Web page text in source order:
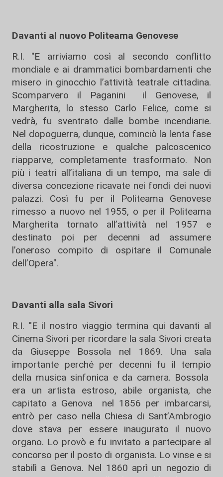
Davanti al nuovo Politeama Genovese
R.I. "E arriviamo così al secondo conflitto
mondiale e ai drammatici bombardamenti che
misero in ginocchio l’attività teatrale cittadina.
Scomparvero il Paganini il Genovese, il
Margherita, lo stesso Carlo Felice, come si
vedrà, fu sventrato dalle bombe incendiarie.
Nel dopoguerra, dunque, cominciò la lenta fase
della ricostruzione e qualche palcoscenico
riapparve, completamente trasformato. Non
più i teatri all’italiana di un tempo, ma sale di
diversa concezione ricavate nei fondi dei nuovi
palazzi. Così fu per il Politeama Genovese
rimesso a nuovo nel 1955, o per il Politeama
Margherita tornato all’attività nel 1957 e
destinato poi per decenni ad assumere
l’oneroso compito di ospitare il Comunale
dell’Opera".
Davanti alla sala Sivori
R.I. "E il nostro viaggio termina qui davanti al
Cinema Sivori per ricordare la sala Sivori creata
da Giuseppe Bossola nel 1869. Una sala
importante perché per decenni fu il tempio
della musica sinfonica e da camera. Bossola
era un artista estroso, abile organista, che
capitato a Genova nel 1856 per imbarcarsi,
entrò per caso nella Chiesa di Sant’Ambrogio
dove stava per essere inaugurato il nuovo
organo. Lo provò e fu invitato a partecipare al
concorso per il posto di organista. Lo vinse e si
stabilì a Genova. Nel 1860 aprì un negozio di